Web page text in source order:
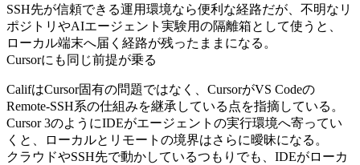
SSH先が信頼できる運用環境なら便利な経路だが、不明なリ
ポジトリやAIエージェント実験用の隔離箱として使うと、
ローカル端末へ届く経路が残ったままになる。
Cursorにも同じ前提が乗る
CalifはCursor固有の問題ではなく、CursorがVS Codeの
Remote-SSH系の仕組みを継承している点を指摘している。
Cursor 3のようにIDEがエージェントの実行環境へ寄ってい
くと、ローカルとリモートの境界はさらに曖昧になる。
クラウドやSSH先で動かしているつもりでも、IDEがローカ